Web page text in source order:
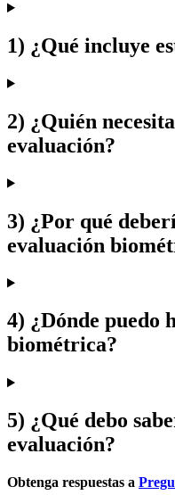
1) ¿Qué incluye
2) ¿Quién
evaluación?
3) ¿Por qué
evaluación
4) ¿Dónde puedo
biométrica?
5) ¿Qué debo
evaluación?
Obtenga respuestas a